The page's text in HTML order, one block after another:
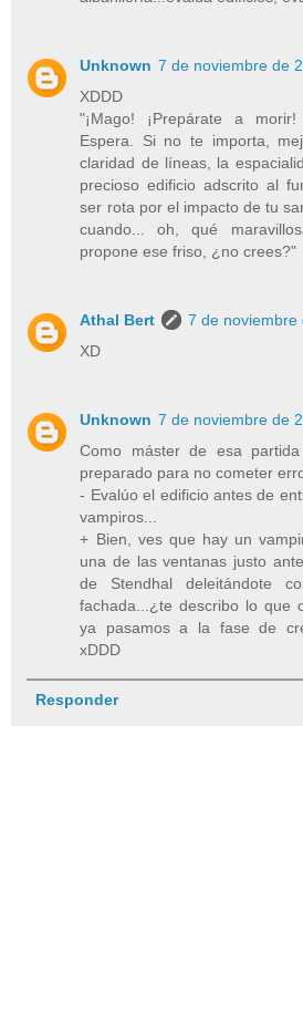
Unknown 7 de noviembre de
XDDD
"¡Mago! ¡Prepárate a
Espera. Si no te importa,
claridad de líneas, la
precioso edificio adscrito al
ser rota por el impacto de tu
cuando... oh, qué
propone ese friso, ¿no crees?"
Athal Bert
7 de noviembre
XD
Unknown 7 de noviembre de
Como máster de esa
preparado para no cometer
- Evalúo el edificio antes de
vampiros...
+ Bien, ves que hay un
una de las ventanas justo
de Stendhal deleitándote
fachada...¿te describo lo que
ya pasamos a la fase de
xDDD
Responder